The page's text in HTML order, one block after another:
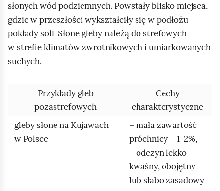
słonych wód podziemnych. Powstały blisko miejsca,
gdzie w przeszłości wykształciły się w podłożu
pokłady soli. Słone gleby należą do strefowych
w strefie klimatów zwrotnikowych i umiarkowanych
suchych.
Przykłady gleb
pozastrefowych
Cechy
charakterystyczne
gleby słone na Kujawach
w Polsce
– mała zawartość
próchnicy – 1‑2%,
– odczyn lekko
kwaśny, obojętny
lub słabo zasadowy